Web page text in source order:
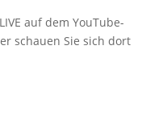
auf dem YouTube-
schauen Sie sich dort